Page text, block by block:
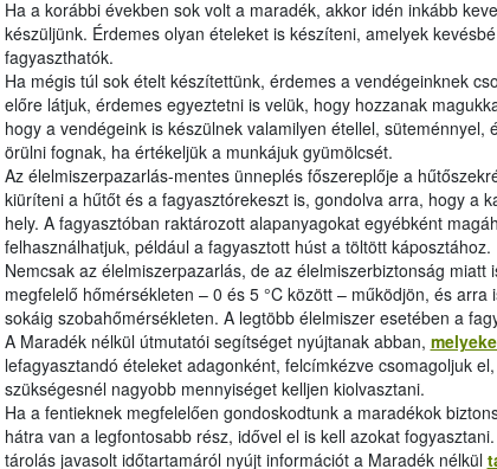
Ha a korábbi években sok volt a maradék, akkor idén inkább
készüljünk. Érdemes olyan ételeket is készíteni, amelyek
fagyaszthatók.
Ha mégis túl sok ételt készítettünk, érdemes a vendégeinknek
előre látjuk, érdemes egyeztetni is velük, hogy hozzanak
hogy a vendégeink is készülnek valamilyen étellel, süteménnyel,
örülni fognak, ha értékeljük a munkájuk gyümölcsét.
Az élelmiszerpazarlás-mentes ünneplés főszereplője a
kiüríteni a hűtőt és a fagyasztórekeszt is, gondolva arra, hogy a
hely. A fagyasztóban raktározott alapanyagokat egyébként
felhasználhatjuk, például a fagyasztott húst a töltött káposztához.
Nemcsak az élelmiszerpazarlás, de az élelmiszerbiztonság miatt
megfelelő hőmérsékleten – 0 és 5 °C között – működjön, és
sokáig szobahőmérsékleten. A legtöbb élelmiszer esetében a
A Maradék nélkül útmutatói segítséget nyújtanak abban,
lefagyasztandó ételeket adagonként, felcímkézve csomagoljuk
szükségesnél nagyobb mennyiséget kelljen kiolvasztani.
Ha a fentieknek megfelelően gondoskodtunk a maradékok
hátra van a legfontosabb rész, idővel el is kell azokat
tárolás javasolt időtartamáról nyújt információt a Maradék nélkül